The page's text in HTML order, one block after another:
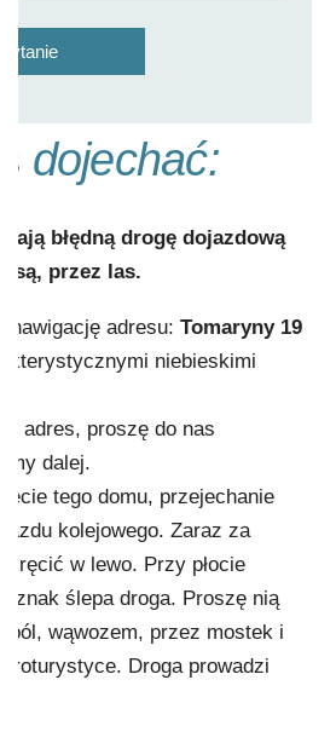
dojechać:
błędną drogę dojazdową
przez las.
nawigację adresu: Tomaryny 19
niebieskimi
adres, proszę do nas
dalej.
tego domu, przejechanie
kolejowego. Zaraz za
w lewo. Przy płocie
znak ślepa droga. Proszę nią
pól, wąwozem, przez mostek i
Droga prowadzi